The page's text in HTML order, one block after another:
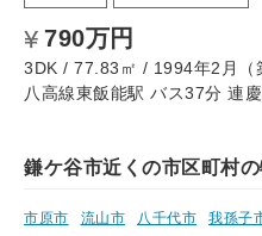
790万円
3DK / 77.83㎡ / 1994年2月（
八高線東飯能駅 バス37分 連
鎌ケ谷市近くの市区町村
市原市 流山市 八千代市 我孫子